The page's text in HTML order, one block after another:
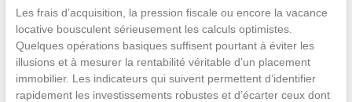
Les frais d’acquisition, la pression fiscale ou encore la vacance
locative bousculent sérieusement les calculs optimistes.
Quelques opérations basiques suffisent pourtant à éviter les
illusions et à mesurer la rentabilité véritable d’un placement
immobilier. Les indicateurs qui suivent permettent d’identifier
rapidement les investissements robustes et d’écarter ceux dont